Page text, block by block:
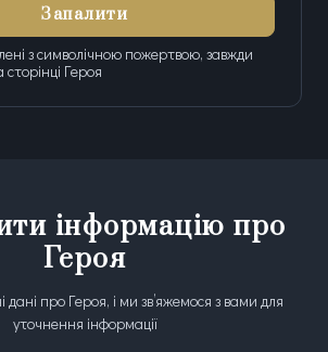
Запалити
з символічною пожертвою, завжди
сторінці Героя
інформацію про
Героя
дані про Героя, і ми зв’яжемося з вами для
уточнення інформації